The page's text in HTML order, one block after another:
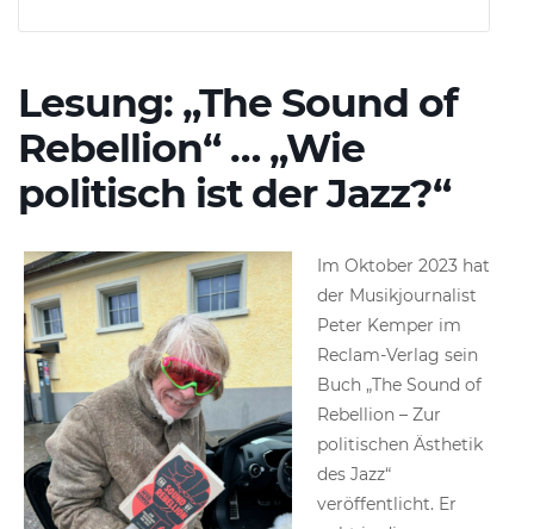
Lesung: „The Sound of
Rebellion“ … „Wie
politisch ist der Jazz?“
Im Oktober 2023 hat
der Musikjournalist
Peter Kemper im
Reclam-Verlag sein
Buch „The Sound of
Rebellion – Zur
politischen Ästhetik
des Jazz“
veröffentlicht. Er